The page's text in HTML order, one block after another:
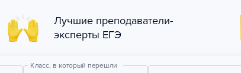
Лучшие преподаватели-
эксперты ЕГЭ
Класс, в который перешли